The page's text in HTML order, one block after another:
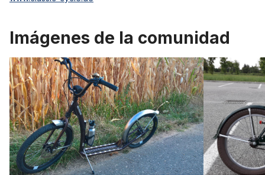
Imágenes de la comunidad